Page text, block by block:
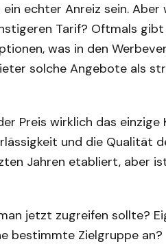
echter Anreiz sein.
Tarif? Oftmals
was in den
solche Angebote als
Preis wirklich das
und die Qualität
Jahren etabliert, aber
jetzt zugreifen sollte?
bestimmte Zielgruppe an?